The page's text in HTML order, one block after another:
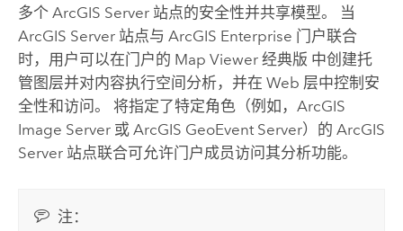
多个 ArcGIS Server站点的安全性并共享模型。 当
ArcGIS Server站点与 ArcGIS Enterprise 门户联合
时，用户可以在门户的 Map Viewer 经典版 中创建托
管图层并对内容执行空间分析，并在 Web 层中控制安
全性和访问。 将指定了特定角色（例如， ArcGIS
Image Server或 ArcGIS GeoEvent Server）的 ArcGIS
Server站点联合可允许门户成员访问其分析功能。
注：